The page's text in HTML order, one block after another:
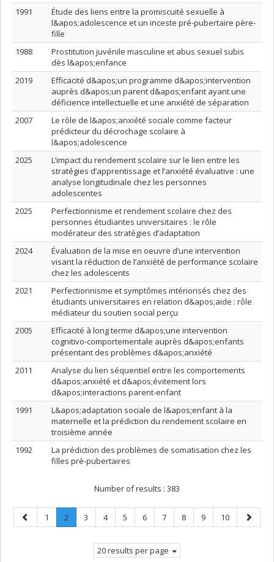
1991
Étude des liens entre la promiscuité sexuelle à
l&apos;adolescence et un inceste pré-pubertaire père-
fille
1988
Prostitution juvénile masculine et abus sexuel subis
dès l&apos;enfance
2019
Efficacité d&apos;un programme d&apos;intervention
auprès d&apos;un parent d&apos;enfant ayant une
déficience intellectuelle et une anxiété de séparation
2007
Le rôle de l&apos;anxiété sociale comme facteur
prédicteur du décrochage scolaire à
l&apos;adolescence
2025
L’impact du rendement scolaire sur le lien entre les
stratégies d’apprentissage et l’anxiété évaluative : une
analyse longitudinale chez les personnes
adolescentes
2025
Perfectionnisme et rendement scolaire chez des
personnes étudiantes universitaires : le rôle
modérateur des stratégies d’adaptation
2024
Évaluation de la mise en oeuvre d’une intervention
visant la réduction de l’anxiété de performance scolaire
chez les adolescents
2021
Perfectionnisme et symptômes intériorisés chez des
étudiants universitaires en relation d&apos;aide : rôle
médiateur du soutien social perçu
2005
Efficacité à long terme d&apos;une intervention
cognitivo-comportementale auprès d&apos;enfants
présentant des problèmes d&apos;anxiété
2011
Analyse du lien séquentiel entre les comportements
d&apos;anxiété et d&apos;évitement lors
d&apos;interactions parent-enfant
1991
L&apos;adaptation sociale de l&apos;enfant à la
maternelle et la prédiction du rendement scolaire en
troisième année
1992
La prédiction des problèmes de somatisation chez les
filles pré-pubertaires
Number of results : 383
Previous
page
Page
1 Page
2
Current
Page
3 Page
4 Page
5 Page
6 Page
7 Page
8 Page
9 Page
10
Next
page
20 results per page